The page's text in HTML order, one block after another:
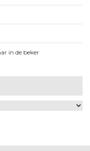
in de beker